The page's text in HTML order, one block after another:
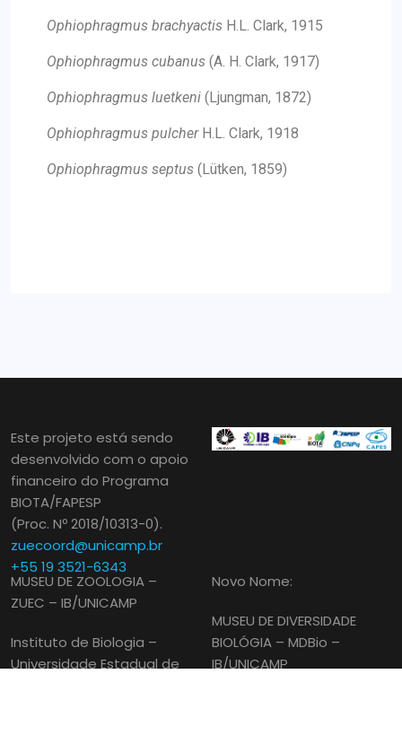
Ophiophragmus brachyactis H.L. Clark, 1915
Ophiophragmus cubanus (A. H. Clark, 1917)
Ophiophragmus luetkeni (Ljungman, 1872)
Ophiophragmus pulcherH.L. Clark, 1918
Ophiophragmus septus (Lütken, 1859)
Este projeto está sendo
desenvolvido com o apoio
financeiro do Programa
BIOTA/FAPESP
(Proc. Nº 2018/10313-0).
zuecoord@unicamp.br
+55 19 3521-6343
MUSEU DE ZOOLOGIA –
ZUEC – IB/UNICAMP
Instituto de Biologia –
Universidade Estadual de
Novo Nome:
MUSEU DE DIVERSIDADE
BIOLÓGIA – MDBio –
IB/UNICAMP